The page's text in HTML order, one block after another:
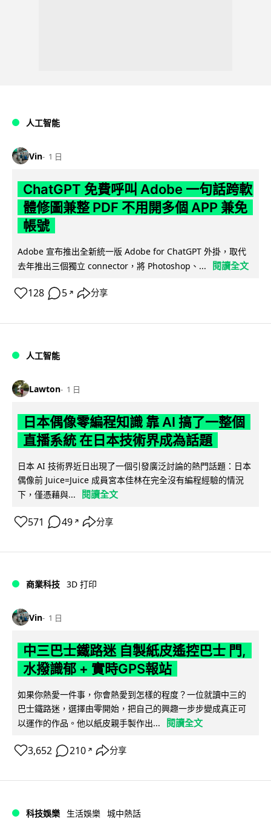
人工智能
Vin 1 日
ChatGPT 免費呼叫 Adobe 一句話跨軟
體修圖兼整 PDF 不用開多個 APP 兼免
帳號
Adobe 宣布推出全新統一版 Adobe for ChatGPT 外掛，取代
去年推出三個獨立 connector，將 Photoshop、...
閱讀全文
128 5 ↗ 分享
人工智能
Lawton 1 日
日本偶像零編程知識 靠 AI 搞了一整個
直播系統 在日本技術界成為話題
日本 AI 技術界近日出現了一個引發廣泛討論的熱門話題：日本
偶像前 Juice=Juice 成員宮本佳林在完全沒有編程經驗的情況
下，僅憑藉與...
閱讀全文
571 49 ↗ 分享
商業科技 3D 打印
Vin 1 日
中三巴士鐵路迷 自製紙皮遙控巴士 門,
水撥識郁 + 實時GPS報站
如果你熱愛一件事，你會熱愛到怎樣的程度？一位就讀中三的
巴士鐵路迷，選擇由零開始，把自己的興趣一步步變成真正可
以運作的作品。他以紙皮親手製作出...
閱讀全文
3,652 210 ↗ 分享
科技娛樂 生活娛樂 城中熱話